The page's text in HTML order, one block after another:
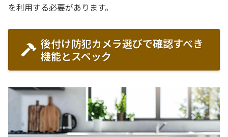
を利用する必要があります。
後付け防犯カメラ選びで確認すべき
機能とスペック